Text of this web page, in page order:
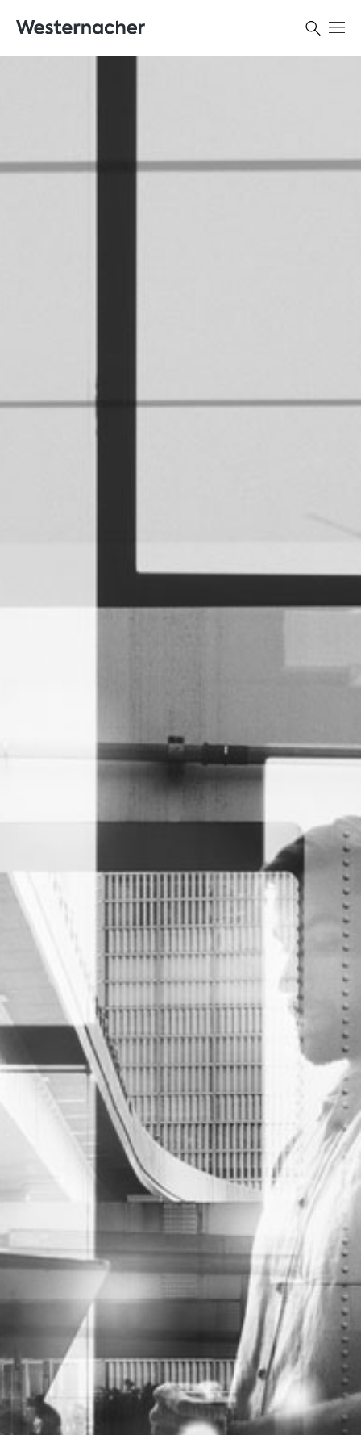
Kontakt